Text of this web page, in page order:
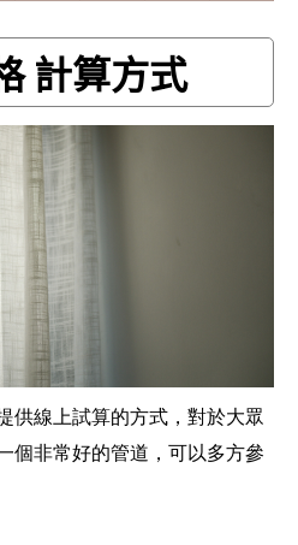
計算方式
供線上試算的方式，對於大眾
個非常好的管道，可以多方參